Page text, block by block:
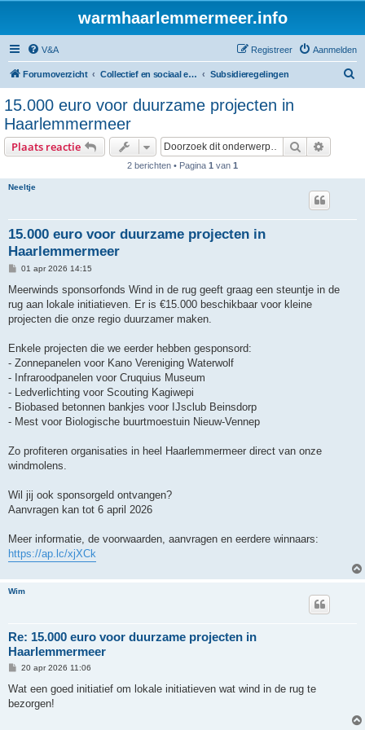
warmhaarlemmermeer.info
V&A Aanmelden
Registreer
Forumoverzicht Collectief en sociaal energie initiatief Subsidieregelingen
15.000 euro voor duurzame projecten in
Haarlemmermeer
Plaats reactie Zoek
2 berichten • Pagina 1 van 1
Neeltje
15.000 euro voor duurzame projecten in
Haarlemmermeer
B
r
c
h
01 apr 2026 14:15
Meerwinds sponsorfonds Wind in de rug geeft graag een steuntje in de
rug aan lokale initiatieven. Er is €15.000 beschikbaar voor kleine
projecten die onze regio duurzamer maken.
Enkele projecten die we eerder hebben gesponsord:
- Zonnepanelen voor Kano Vereniging Waterwolf
- Infraroodpanelen voor Cruquius Museum
- Ledverlichting voor Scouting Kagiwepi
- Biobased betonnen bankjes voor IJsclub Beinsdorp
- Mest voor Biologische buurtmoestuin Nieuw-Vennep
Zo profiteren organisaties in heel Haarlemmermeer direct van onze
windmolens.
Wil jij ook sponsorgeld ontvangen?
Aanvragen kan tot 6 april 2026
Meer informatie, de voorwaarden, aanvragen en eerdere winnaars:
https://ap.lc/xjXCk
Wim
Re: 15.000 euro voor duurzame projecten in
Haarlemmermeer
B
r
c
20 apr 2026 11:06
Wat een goed initiatief om lokale initiatieven wat wind in de rug te
bezorgen!